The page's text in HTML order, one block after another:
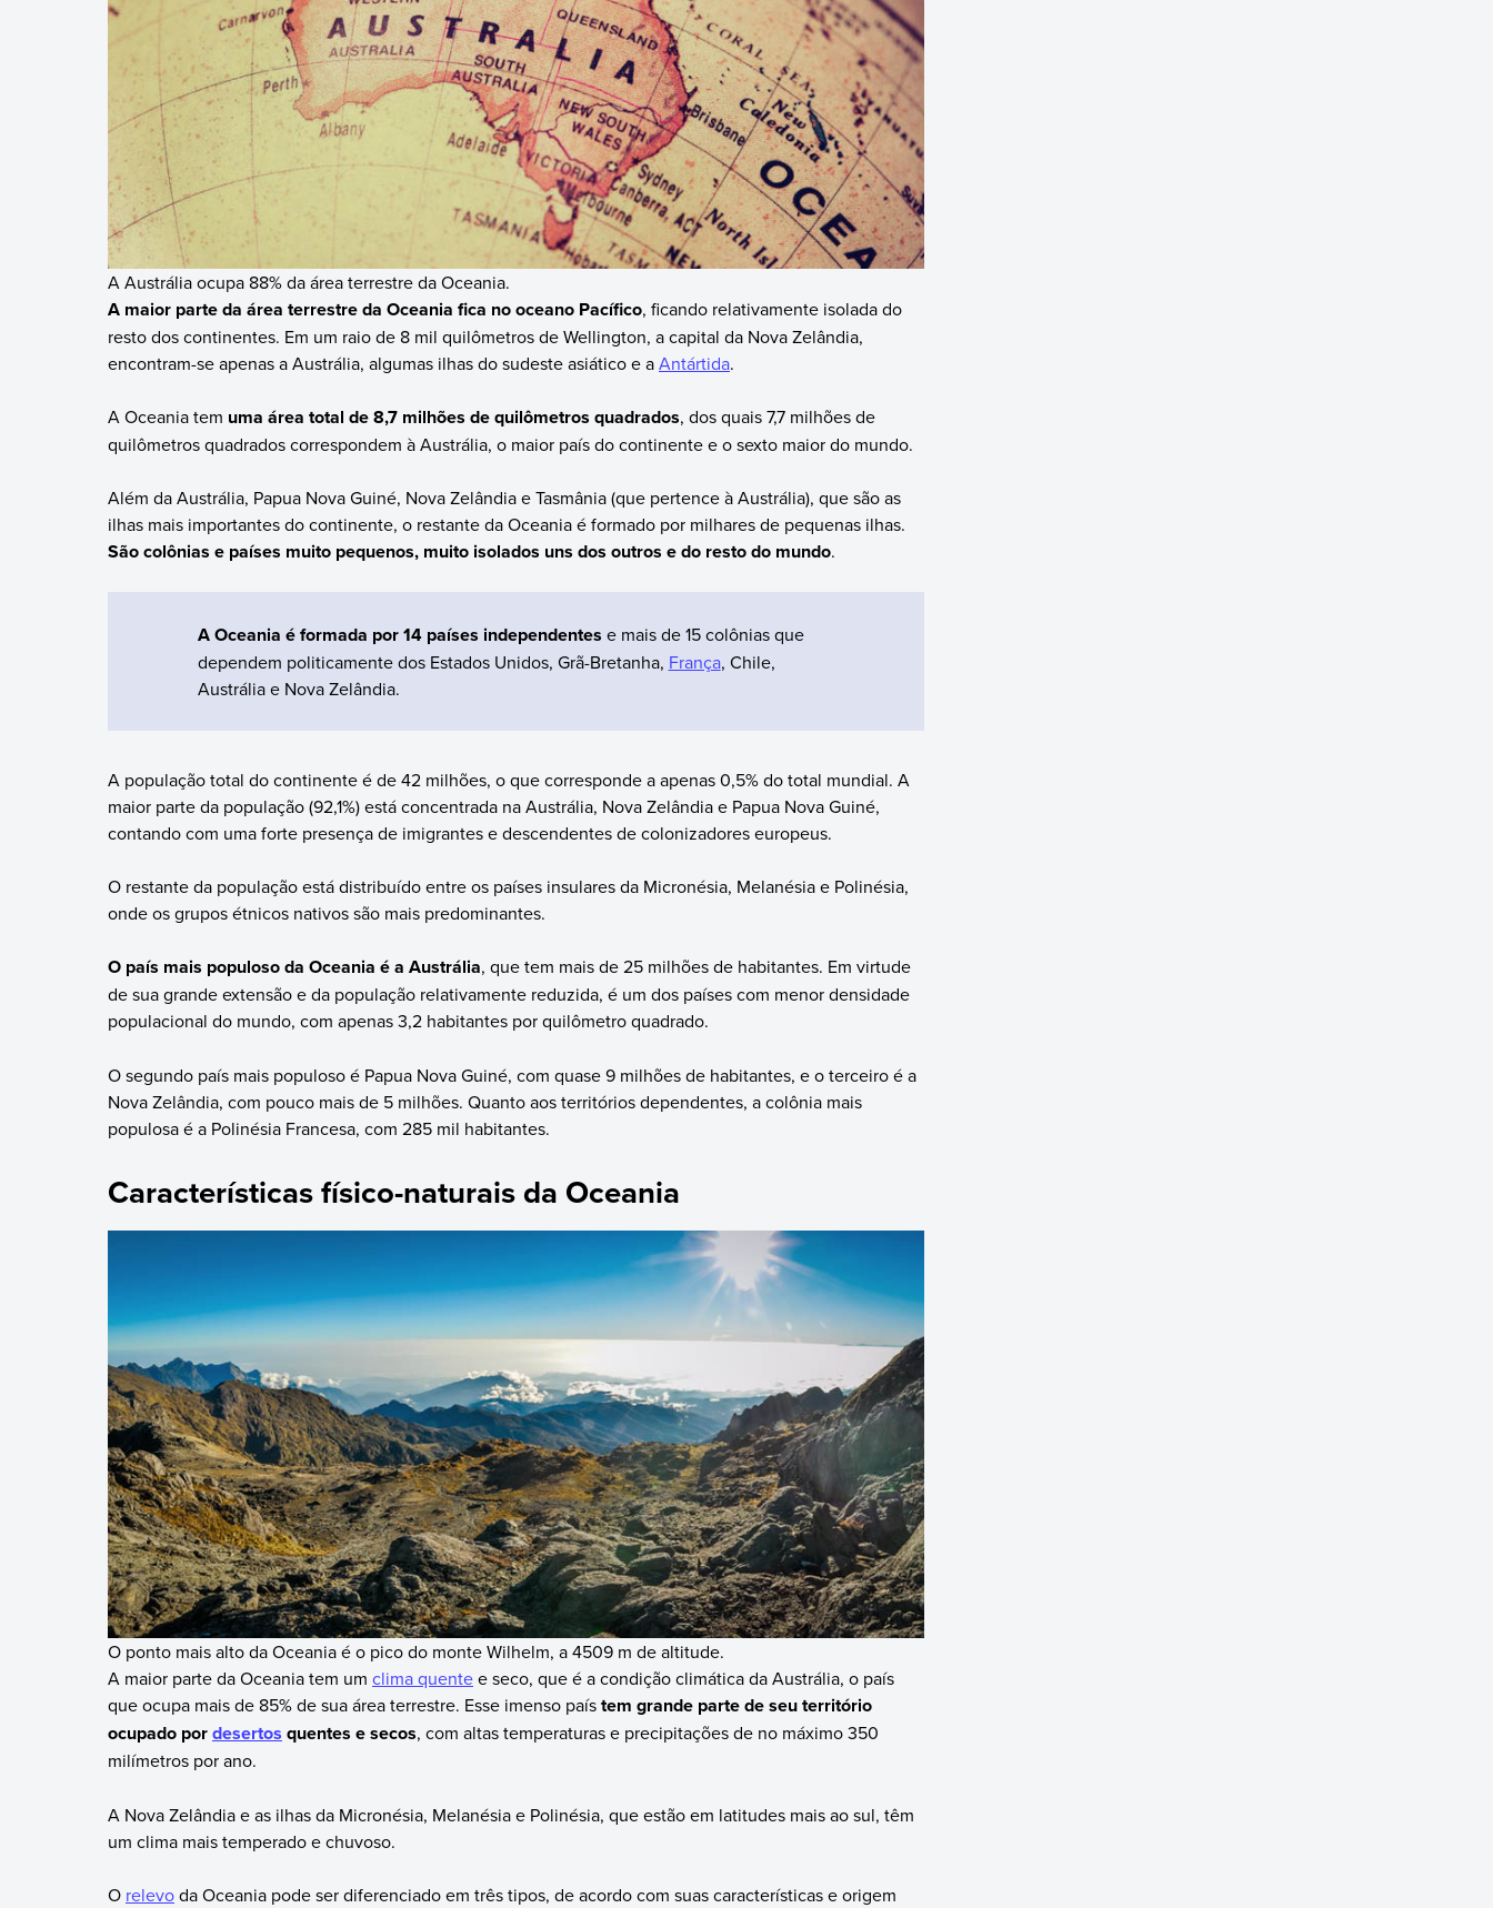
A Austrália ocupa 88% da área terrestre da Oceania.
A maior parte da área terrestre da Oceania fica no oceano Pacífico, ficando relativamente isolada do
resto dos continentes. Em um raio de 8 mil quilômetros de Wellington, a capital da Nova Zelândia,
encontram-se apenas a Austrália, algumas ilhas do sudeste asiático e aAntártida.
A Oceania tem uma área total de 8,7 milhões de quilômetros quadrados, dos quais 7,7 milhões de
quilômetros quadrados correspondem à Austrália, o maior país do continente e o sexto maior do mundo.
Além da Austrália, Papua Nova Guiné, Nova Zelândia e Tasmânia (que pertence à Austrália), que são as
ilhas mais importantes do continente, o restante da Oceania é formado por milhares de pequenas ilhas.
São colônias e países muito pequenos, muito isolados uns dos outros e do resto do mundo.
A Oceania é formada por 14 países independentes e mais de 15 colônias que
dependem politicamente dos Estados Unidos, Grã-Bretanha, França, Chile,
Austrália e Nova Zelândia.
A população total do continente é de 42 milhões, o que corresponde a apenas 0,5% do total mundial. A
maior parte da população (92,1%) está concentrada na Austrália, Nova Zelândia e Papua Nova Guiné,
contando com uma forte presença de imigrantes e descendentes de colonizadores europeus.
O restante da população está distribuído entre os países insulares da Micronésia, Melanésia e Polinésia,
onde os grupos étnicos nativos são mais predominantes.
O país mais populoso da Oceania é a Austrália, que tem mais de 25 milhões de habitantes. Em virtude
de sua grande extensão e da população relativamente reduzida, é um dos países com menor densidade
populacional do mundo, com apenas 3,2 habitantes por quilômetro quadrado.
O segundo país mais populoso é Papua Nova Guiné, com quase 9 milhões de habitantes, e o terceiro é a
Nova Zelândia, com pouco mais de 5 milhões. Quanto aos territórios dependentes, a colônia mais
populosa é a Polinésia Francesa, com 285 mil habitantes.
Características físico-naturais da Oceania
O ponto mais alto da Oceania é o pico do monte Wilhelm, a 4509 m de altitude.
A maior parte da Oceania tem um clima quentee seco, que é a condição climática da Austrália, o país
que ocupa mais de 85% de sua área terrestre. Esse imenso paístem grande parte de seu território
ocupado pordesertos quentes e secos, com altas temperaturas e precipitações de no máximo 350
milímetros por ano.
A Nova Zelândia e as ilhas da Micronésia, Melanésia e Polinésia, que estão em latitudes mais ao sul, têm
um clima mais temperado e chuvoso.
O relevoda Oceania pode ser diferenciado em três tipos, de acordo com suas características e origem